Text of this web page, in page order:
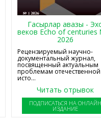
Гасырлар авазы -
веков Echo of
2026
Рецензируемый научно-
документальный журнал,
посвященный актуальным
проблемам отечественной
исто...
Читать отрывок
ПОДПИСАТЬСЯ НА
ИЗДАНИЕ